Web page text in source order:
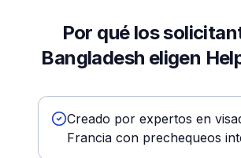
Por qué los
Bangladesh eligen
Creado por expertos en
Francia con prechequeos